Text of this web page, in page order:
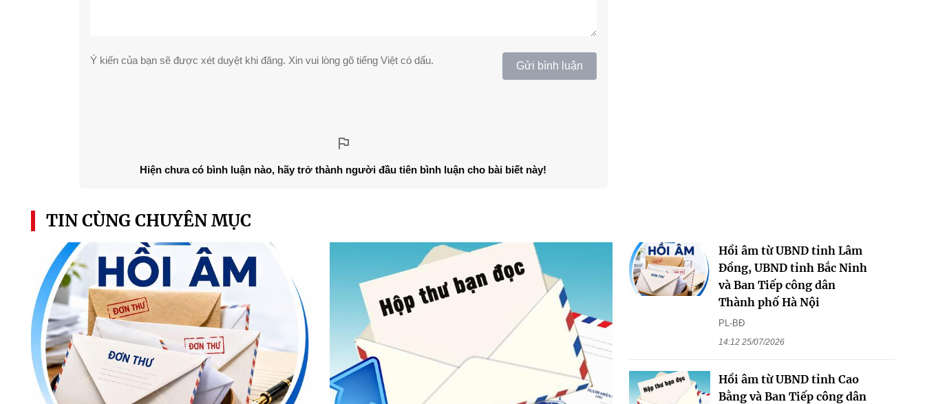
Ý kiến của bạn sẽ được xét duyệt khi đăng. Xin vui lòng gõ tiếng Việt có dấu. Gửi bình luận
Hiện chưa có bình luận nào, hãy trở thành người đầu tiên bình luận cho bài biết này!
TIN CÙNG CHUYÊN MỤC
Hồi âm từ UBND tỉnh Lâm
Đồng, UBND tỉnh Bắc Ninh
và Ban Tiếp công dân
Thành phố Hà Nội
PL-BĐ
14:12 25/07/2026
Hồi âm từ UBND tỉnh Cao
Bằng và Ban Tiếp công dân